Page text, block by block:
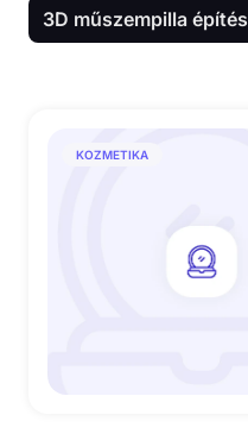
3D műszempilla építés
KOZMETIKA